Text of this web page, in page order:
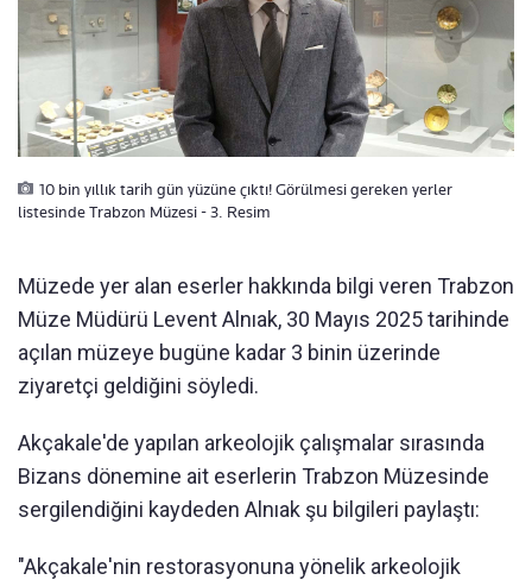
10 bin yıllık tarih gün yüzüne çıktı! Görülmesi gereken yerler
listesinde Trabzon Müzesi - 3. Resim
Müzede yer alan eserler hakkında bilgi veren Trabzon
Müze Müdürü Levent Alnıak, 30 Mayıs 2025 tarihinde
açılan müzeye bugüne kadar 3 binin üzerinde
ziyaretçi geldiğini söyledi.
Akçakale'de yapılan arkeolojik çalışmalar sırasında
Bizans dönemine ait eserlerin Trabzon Müzesinde
sergilendiğini kaydeden Alnıak şu bilgileri paylaştı:
"Akçakale'nin restorasyonuna yönelik arkeolojik